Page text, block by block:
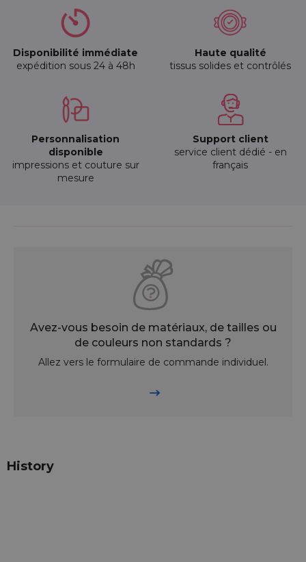
Disponibilité immédiate
expédition sous 24 à 48h
Haute qualité
tissus solides et contrôlés
Personnalisation
disponible
impressions et couture sur
mesure
Support client
service client dédié - en
français
Avez-vous besoin de matériaux, de tailles ou
de couleurs non standards ?
Allez vers le formulaire de commande individuel.
History